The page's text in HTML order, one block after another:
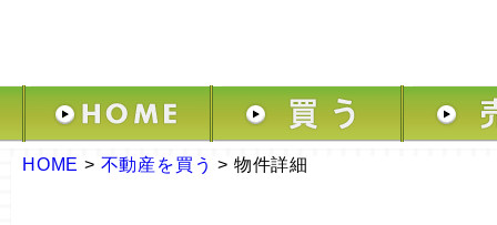
HOME > 不動産を買う > 物件詳細